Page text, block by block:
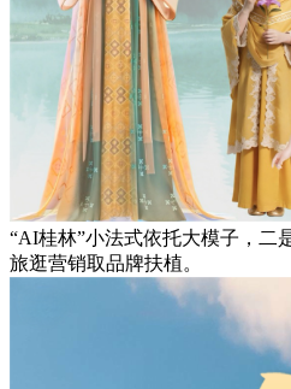
“AI桂林”小法式依托大模子，二
旅逛营销取品牌扶植。